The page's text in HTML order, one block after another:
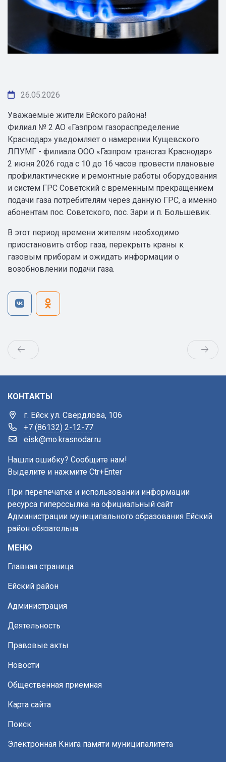
26.05.2026
Уважаемые жители Ейского района!
Филиал № 2 АО «Газпром газораспределение
Краснодар» уведомляет о намерении Кущевского
ЛПУМГ - филиала ООО «Газпром трансгаз Краснодар»
2 июня 2026 года с 10 до 16 часов провести плановые
профилактические и ремонтные работы оборудования
и систем ГРС Советский с временным прекращением
подачи газа потребителям через данную ГРС, а именно
абонентам пос. Советского, пос. Зари и п. Большевик.
В этот период времени жителям необходимо
приостановить отбор газа, перекрыть краны к
газовым приборам и ожидать информации о
возобновлении подачи газа.
КОНТАКТЫ
г. Ейск ул. Свердлова, 106
+7 (86132) 2-12-77
eisk@mo.krasnodar.ru
Нашли ошибку? Сообщите нам!
Выделите и нажмите Ctr+Enter
При перепечатке и использовании информации
ресурса гиперссылка на официальный сайт
Администрации муниципального образования Ейский
район обязательна
МЕНЮ
Главная страница
Ейский район
Администрация
Деятельность
Правовые акты
Новости
Общественная приемная
Карта сайта
Поиск
Электронная Книга памяти муниципалитета